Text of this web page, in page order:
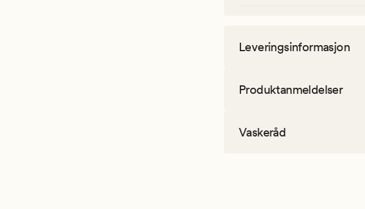
Leveringsinformasjon
Produktanmeldelser
Vaskeråd